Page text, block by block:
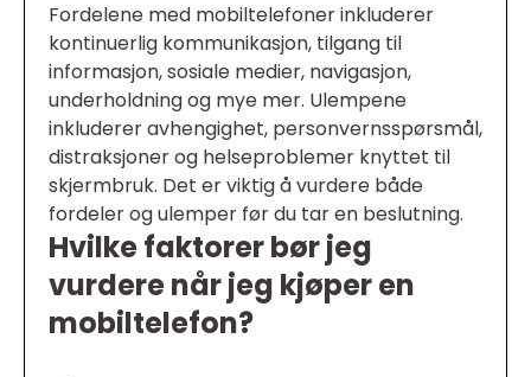
Fordelene med mobiltelefoner inkluderer
kontinuerlig kommunikasjon, tilgang til
informasjon, sosiale medier, navigasjon,
underholdning og mye mer. Ulempene
inkluderer avhengighet, personvernsspørsmål,
distraksjoner og helseproblemer knyttet til
skjermbruk. Det er viktig å vurdere både
fordeler og ulemper før du tar en beslutning.
Hvilke faktorer bør jeg
vurdere når jeg kjøper en
mobiltelefon?